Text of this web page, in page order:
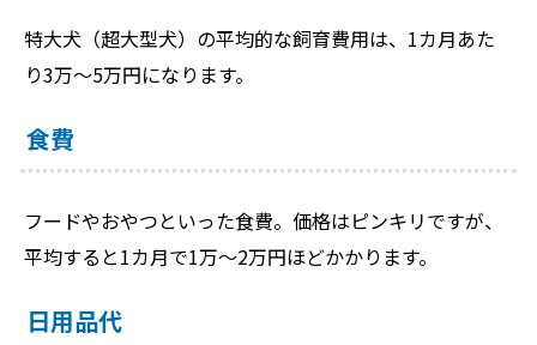
特大犬（超大型犬）の平均的な飼育費用は、1カ月あた
り3万～5万円になります。
食費
フードやおやつといった食費。価格はピンキリですが、
平均すると1カ月で1万～2万円ほどかかります。
日用品代